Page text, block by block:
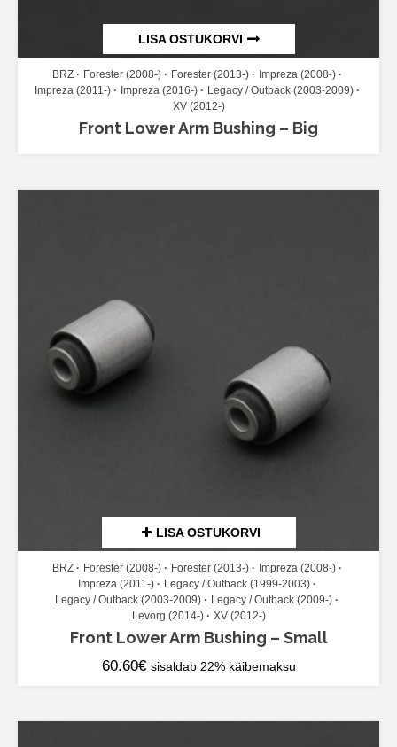
LISA OSTUKORVI
BRZ Forester (2008-) Forester (2013-)
Impreza (2008-)
Impreza (2011-)
Impreza (2016-)
Legacy / Outback (2003-2009)
XV (2012-)
Front Lower Arm Bushing – Big
LISA OSTUKORVI
BRZ Forester (2008-) Forester (2013-)
Impreza (2008-)
Impreza (2011-)
Legacy / Outback (1999-2003)
Legacy / Outback (2003-2009)
Legacy / Outback (2009-)
Levorg (2014-)
XV (2012-)
Front Lower Arm Bushing – Small
60.60€ sisaldab 22% käibemaksu